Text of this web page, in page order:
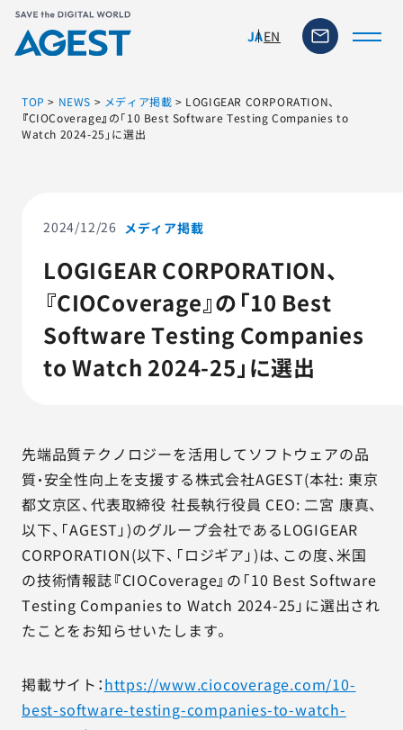
JAEN
TFACT (AIテストツール)
セミナー・イベント
事例紹介
品質コラム
会社情報
サービス詳細資料 見積・お問い合わせ
TOP > NEWS > メディア掲載 > LOGIGEAR CORPORATION、
『CIOCoverage』の「10 Best Software Testing Companies to
Watch 2024-25」に選出
2024/12/26 メディア掲載
LOGIGEAR CORPORATION、
『CIOCoverage』の「10 Best
Software Testing Companies
to Watch 2024-25」に選出
先端品質テクノロジーを活用してソフトウェアの品
質・安全性向上を支援する株式会社AGEST(本社: 東京
都文京区、代表取締役 社長執行役員 CEO: 二宮 康真、
以下、「AGEST」)のグループ会社であるLOGIGEAR
CORPORATION(以下、「ロジギア」)は、この度、米国
の技術情報誌『CIOCoverage』の「10 Best Software
Testing Companies to Watch 2024-25」に選出され
たことをお知らせいたします。
掲載サイト：https://www.ciocoverage.com/10-
best-software-testing-companies-to-watch-